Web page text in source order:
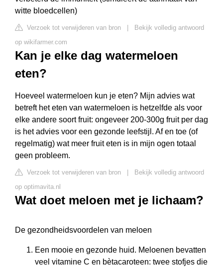
witte bloedcellen)
Verzoek tot verwijderen van bron
Bekijk volledig antwoord
op wikifarmer.com
Kan je elke dag watermeloen
eten?
Hoeveel watermeloen kun je eten? Mijn advies wat
betreft het eten van watermeloen is hetzelfde als voor
elke andere soort fruit: ongeveer 200-300g fruit per dag
is het advies voor een gezonde leefstijl. Af en toe (of
regelmatig) wat meer fruit eten is in mijn ogen totaal
geen probleem.
Verzoek tot verwijderen van bron
Bekijk volledig antwoord
op optimavita.nl
Wat doet meloen met je lichaam?
De gezondheidsvoordelen van meloen
Een mooie en gezonde huid. Meloenen bevatten
veel vitamine C en bètacaroteen: twee stofjes die